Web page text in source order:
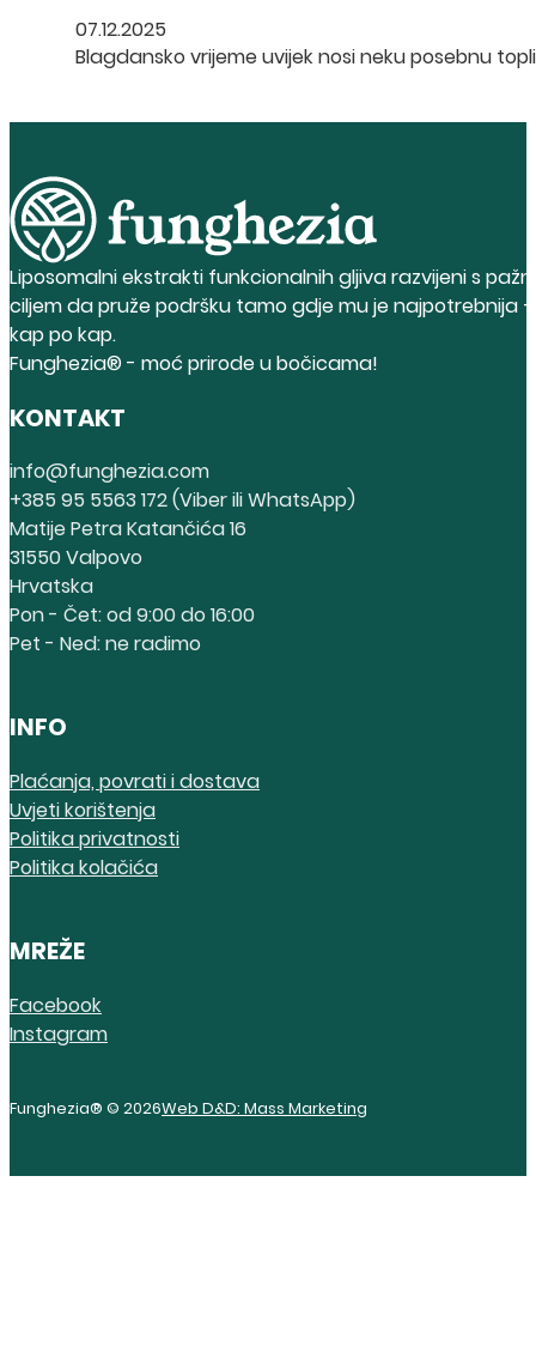
07.12.2025
Blagdansko vrijeme uvijek nosi neku posebnu
Liposomalni ekstrakti funkcionalnih gljiva razvijeni s
ciljem da pruže podršku tamo gdje mu je najpotrebnija
kap po kap.
Funghezia® - moć prirode u bočicama!
KONTAKT
info@funghezia.com
+385 95 5563 172 (Viber ili WhatsApp)
Matije Petra Katančića 16
31550 Valpovo
Hrvatska
Pon - Čet: od 9:00 do 16:00
Pet - Ned: ne radimo
INFO
Plaćanja, povrati i dostava
Uvjeti korištenja
Politika privatnosti
Politika kolačića
MREŽE
Facebook
Instagram
Funghezia® © 2026Web D&D: Mass Marketing